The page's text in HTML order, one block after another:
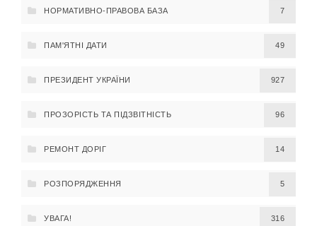
НОРМАТИВНО-ПРАВОВА БАЗА 7
ПАМ'ЯТНІ ДАТИ 49
ПРЕЗИДЕНТ УКРАЇНИ 927
ПРОЗОРІСТЬ ТА ПІДЗВІТНІСТЬ 96
РЕМОНТ ДОРІГ 14
РОЗПОРЯДЖЕННЯ 5
УВАГА! 316